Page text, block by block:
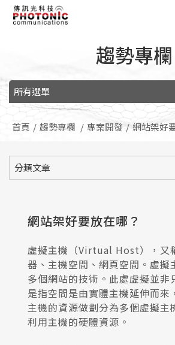
趨勢專欄
所有選單
首頁 趨勢專欄 專案開發 網站架好
網站架好要放在哪？
虛擬主機（Virtual Host），又
器、主機空間、網頁空間。虛擬
多個網站的技術。此處虛擬並非
是指空間是由實體主機延伸而來
主機的資源做劃分為多個虛擬主
利用主機的硬體資源。
分類文章